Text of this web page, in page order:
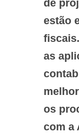
de
estão
as
os
com a